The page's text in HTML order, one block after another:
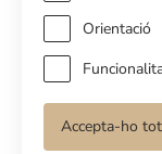
Copyright ©
Política de
Orientació
Accepta-ho tot